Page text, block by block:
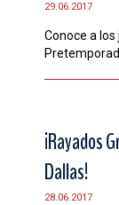
29.06.2017
Conoce a
¡Rayados
Dallas!
28.06.2017